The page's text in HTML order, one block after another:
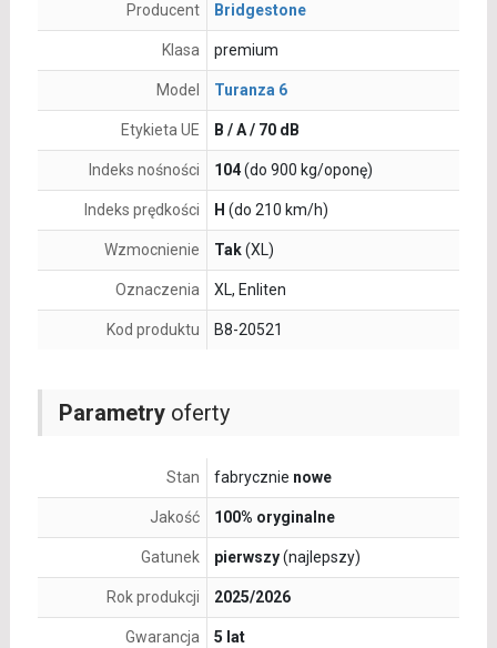
Parametryoferty
Stan fabrycznie nowe
Jakość 100% oryginalne
Gatunek pierwszy(najlepszy)
Rok produkcji 2025/2026
Gwarancja 5 lat
Producent Bridgestone
Klasa premium
Model Turanza 6
Etykieta UE B / A / 70 dB
Indeks nośności 104(do 900 kg/oponę)
Indeks prędkości H (do 210 km/h)
Wzmocnienie Tak(XL)
Oznaczenia XL, Enliten
Kod produktu B8-20521